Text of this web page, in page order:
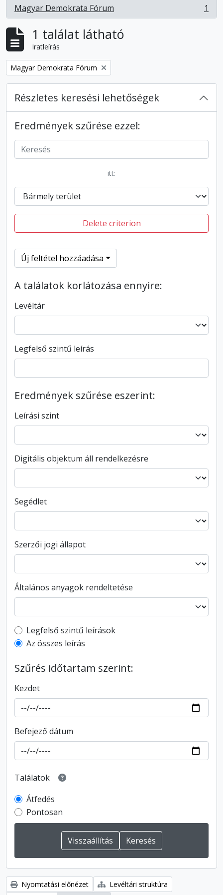
Magyar Demokrata Fórum
, 1 eredmények 1
1 találat látható
Iratleírás
Remove filter:
Magyar Demokrata Fórum
Részletes keresési lehetőségek
Eredmények szűrése ezzel:
itt:
Delete criterion
Új feltétel hozzáadása
A találatok korlátozása ennyire:
Levéltár
Legfelső szintű leírás
Eredmények szűrése eszerint:
Leírási szint
Digitális objektum áll rendelkezésre
Segédlet
Szerzői jogi állapot
Általános anyagok rendeltetése
Top-level description filter
Legfelső szintű leírások
Az összes leírás
Szűrés időtartam szerint:
Kezdet
Befejező dátum
Találatok
Átfedés
Pontosan
Nyomtatási előnézet Levéltári struktúra